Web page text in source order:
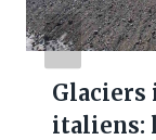
Glaciers
italiens: